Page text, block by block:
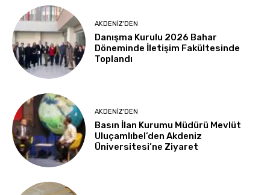
AKDENIZ'DEN
Danışma Kurulu 2026 Bahar
Döneminde İletişim Fakültesinde
Toplandı
AKDENIZ'DEN
Basın İlan Kurumu Müdürü Mevlüt
Uluçamlıbel’den Akdeniz
Üniversitesi’ne Ziyaret